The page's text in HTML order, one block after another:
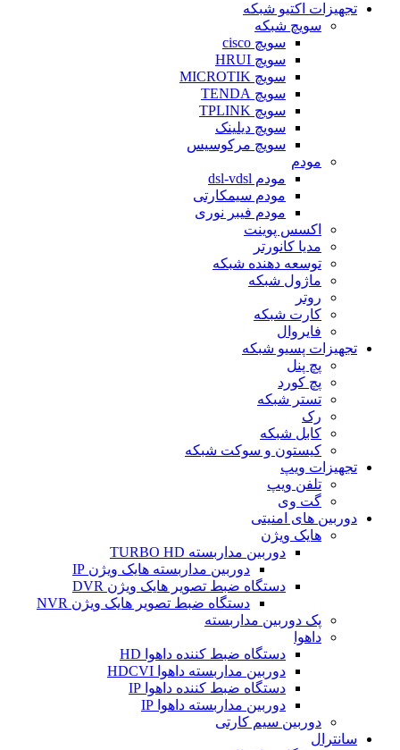
تجهیزات اکتیو شبکه
سویچ شبکه
سویچ cisco
سویچ HRUI
سویچ MICROTIK
سویچ TENDA
سویچ TPLINK
سویچ دیلینک
سویچ مرکوسیس
مودم
مودم dsl-vdsl
مودم سیمکارتی
مودم فیبر نوری
اکسس پوینت
مدیا کانورتر
توسعه دهنده شبکه
ماژول شبکه
روتر
کارت شبکه
فایروال
تجهیزات پسیو شبکه
پچ پنل
پچ کورد
تستر شبکه
رک
کابل شبکه
کیستون و سوکت شبکه
تجهیزات ویپ
تلفن ویپ
گت وی
دوربین های امنیتی
هایک ویژن
دوربین مداربسته TURBO HD
دوربین مداربسته هایک ویژن IP
دستگاه ضبط تصویر هایک ویژن DVR
دستگاه ضبط تصویر هایک ویژن NVR
پک دوربین مداربسته
داهوا
دستگاه ضبط کننده داهوا HD
دوربین مداربسته داهوا HDCVI
دستگاه ضبط کننده داهوا IP
دوربین مداربسته داهوا IP
دوربین سیم کارتی
سانترال